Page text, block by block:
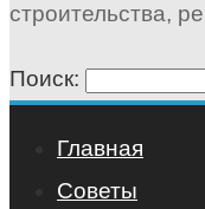
строительства,
Поиск:
Главная
Советы